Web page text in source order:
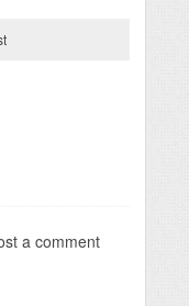
a comment